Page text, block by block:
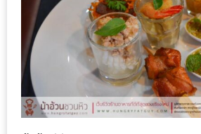
ยั้ง
กระทะ